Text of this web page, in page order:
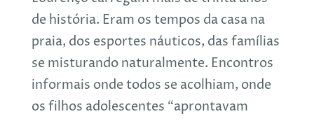
de história. Eram os tempos da casa na
praia, dos esportes náuticos, das famílias
se misturando naturalmente. Encontros
informais onde todos se acolhiam, onde
os filhos adolescentes “aprontavam